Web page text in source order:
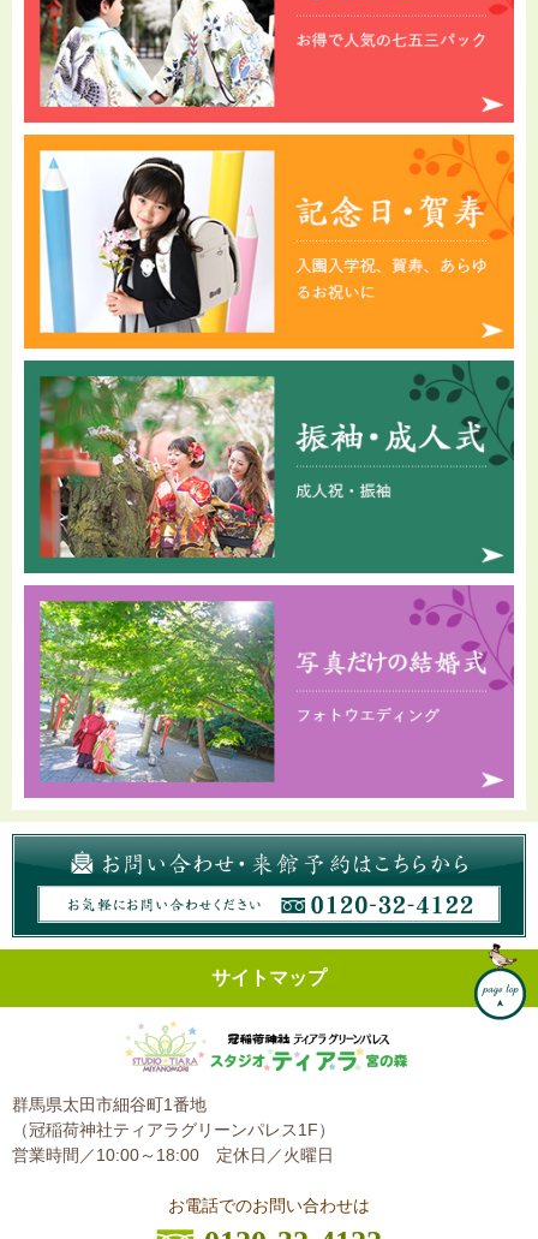
サイトマップ
群馬県太田市細谷町1番地
（冠稲荷神社ティアラグリーンパレス1F）
営業時間／10:00～18:00 定休日／火曜日
お電話でのお問い合わせは